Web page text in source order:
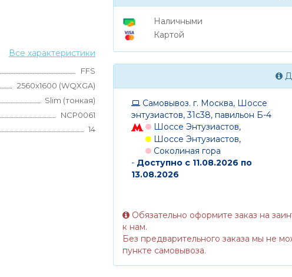
Все характеристики
FFS
2560x1600 (WQXGA)
Slim (тонкая)
NCP0061
14
Наличными
Картой
Самовывоз. г. Москва, Шоссе
энтузиастов, 31с38, павильон Б-4
Шоссе Энтузиастов,
Шоссе Энтузиастов,
Соколиная гора
- Доступно с 11.08.2026 по
13.08.2026
Обязательно оформите заказ на
к нам.
Без предварительного заказа мы не
пункте самовывоза.